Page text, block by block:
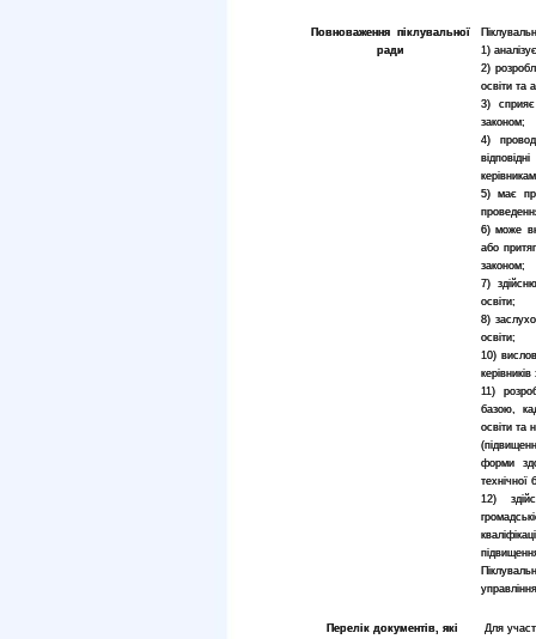
Повноваження піклувальної
ради
1)
2)
освіти та
3)
законом;
4)
5) має
6) може
або
законом;
7)
освіти;
8)
освіти;
10)
11)
базою,
освіти та
форми
технічної
12)
Перелік документів, які
Для